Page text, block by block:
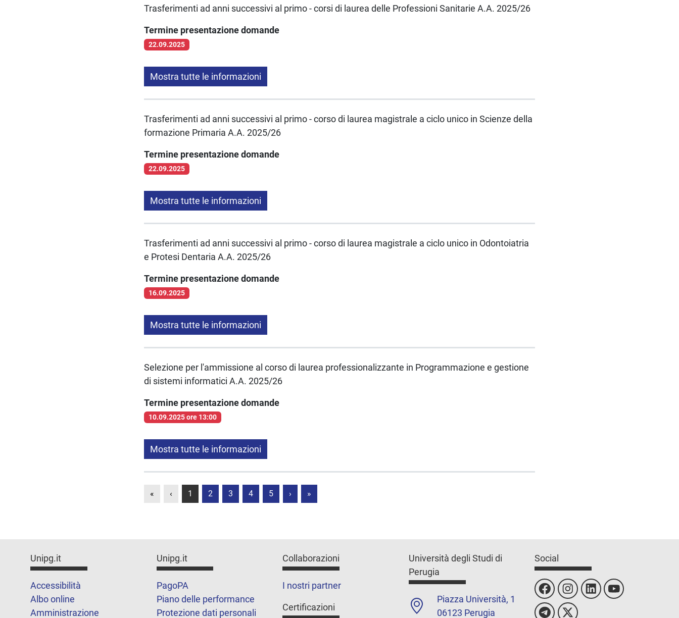
Trasferimenti ad anni successivi al primo - corsi di laurea delle Professioni Sanitarie A.A. 2025/26
Termine presentazione domande
22.09.2025
Mostra tutte le informazioni
Trasferimenti ad anni successivi al primo - corso di laurea magistrale a ciclo unico in Scienze della
formazione Primaria A.A. 2025/26
Termine presentazione domande
22.09.2025
Mostra tutte le informazioni
Trasferimenti ad anni successivi al primo - corso di laurea magistrale a ciclo unico in Odontoiatria
e Protesi Dentaria A.A. 2025/26
Termine presentazione domande
16.09.2025
Mostra tutte le informazioni
Selezione per l'ammissione al corso di laurea professionalizzante in Programmazione e gestione
di sistemi informatici A.A. 2025/26
Termine presentazione domande
10.09.2025 ore 13:00
Mostra tutte le informazioni
« ‹ 1 2 3 4 5 › »
Unipg.it
Accessibilità
Albo online
Amministrazione
Unipg.it
PagoPA
Piano delle performance
Protezione dati personali
Collaborazioni
I nostri partner
Certificazioni
Università degli Studi di
Perugia
Piazza Università, 1
06123 Perugia
Social